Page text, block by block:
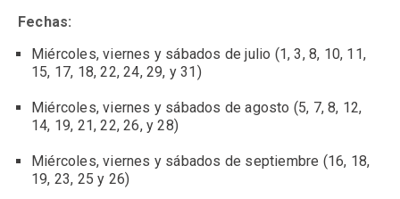
Fechas:
Miércoles, viernes y sábados de julio (1, 3, 8, 10, 11,
15, 17, 18, 22, 24, 29, y 31)
Miércoles, viernes y sábados de agosto (5, 7, 8, 12,
14, 19, 21, 22, 26, y 28)
Miércoles, viernes y sábados de septiembre (16, 18,
19, 23, 25 y 26)